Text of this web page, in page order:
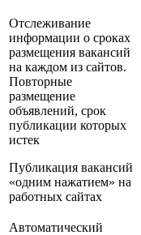
Отслеживание
информации о сроках
размещения вакансий
на каждом из сайтов.
Повторные
размещение
объявлений, срок
публикации которых
истек
Публикация вакансий
«одним нажатием» на
работных сайтах
Автоматический